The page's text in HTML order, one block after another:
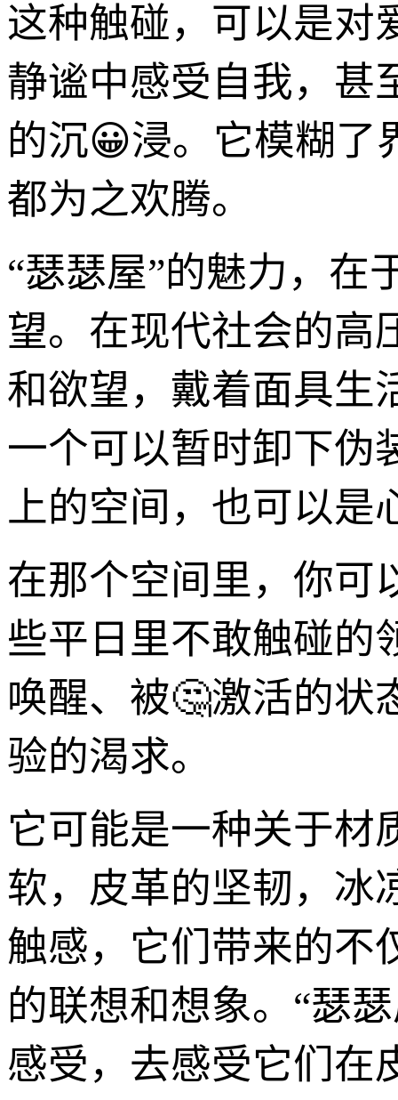
这种触碰，可以是对
静谧中感受自我，甚
的沉😀浸。它模糊了
都为之欢腾。
“瑟瑟屋”的魅力，在
望。在现代社会的高
和欲望，戴着面具生
一个可以暂时卸下伪
上的空间，也可以是
在那个空间里，你可
些平日里不敢触碰的
唤醒、被🤔激活的状
验的渴求。
它可能是一种关于材
软，皮革的坚韧，冰
触感，它们带来的不
的联想和想象。“瑟
感受，去感受它们在